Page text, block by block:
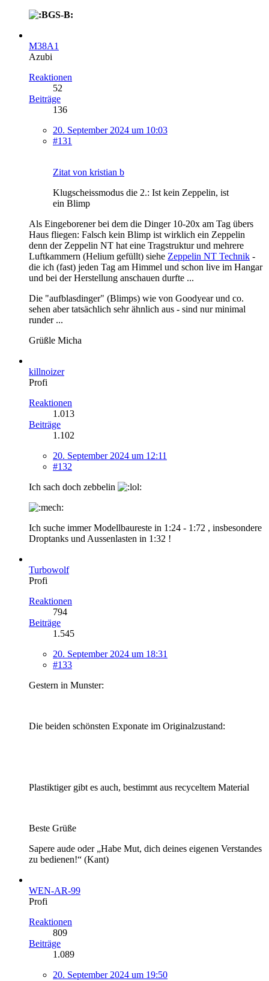
M38A1
Azubi
Reaktionen
52
Beiträge
136
20. September 2024 um 10:03
#131
Zitat von kristian b
Klugscheissmodus die 2.: Ist kein Zeppelin, ist
ein Blimp
Als Eingeborener bei dem die Dinger 10-20x am Tag übers
Haus fliegen: Falsch kein Blimp ist wirklich ein Zeppelin
denn der Zeppelin NT hat eine Tragstruktur und mehrere
Luftkammern (Helium gefüllt) siehe Zeppelin NT Technik -
die ich (fast) jeden Tag am Himmel und schon live im Hangar
und bei der Herstellung anschauen durfte ...
Die "aufblasdinger" (Blimps) wie von Goodyear und co.
sehen aber tatsächlich sehr ähnlich aus - sind nur minimal
runder ...
Grüßle Micha
killnoizer
Profi
Reaktionen
1.013
Beiträge
1.102
20. September 2024 um 12:11
#132
Ich sach doch zebbelin
Ich suche immer Modellbaureste in 1:24 - 1:72 , insbesondere
Droptanks und Aussenlasten in 1:32 !
Turbowolf
Profi
Reaktionen
794
Beiträge
1.545
20. September 2024 um 18:31
#133
Gestern in Munster:
Die beiden schönsten Exponate im Originalzustand:
Plastiktiger gibt es auch, bestimmt aus recyceltem Material
Beste Grüße
Sapere aude oder „Habe Mut, dich deines eigenen Verstandes
zu bedienen!“ (Kant)
WEN-AR-99
Profi
Reaktionen
809
Beiträge
1.089
20. September 2024 um 19:50